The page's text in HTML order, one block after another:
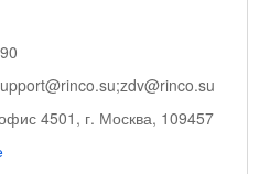
4501, г. Москва, 109457